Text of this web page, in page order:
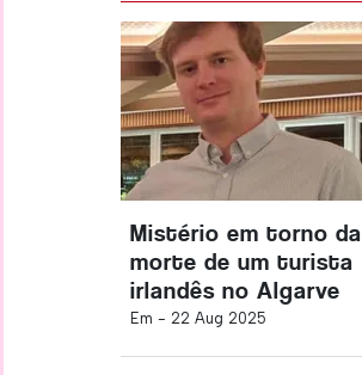
Mistério em torno da
morte de um turista
irlandês no Algarve
Em - 22 Aug 2025